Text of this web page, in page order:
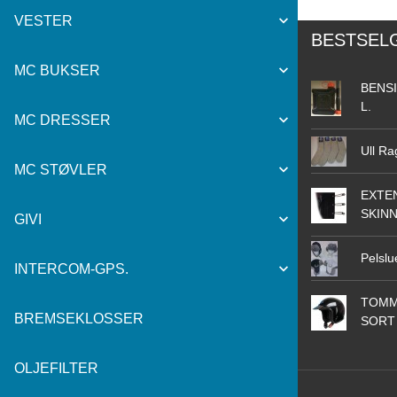
VESTER
MC BUKSER
MC DRESSER
MC STØVLER
GIVI
INTERCOM-GPS.
BREMSEKLOSSER
OLJEFILTER
L.
Ull
SORT